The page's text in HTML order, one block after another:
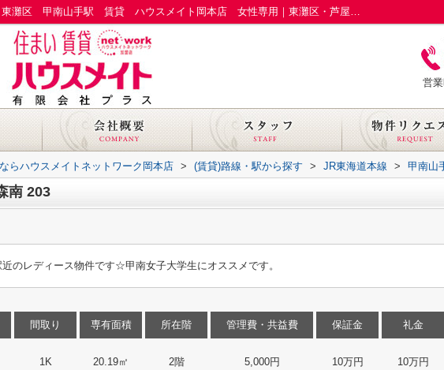
リュミエール森南203｜東灘区 甲南山手駅 賃貸 ハウスメイト岡本店 女性専用｜東灘区・芦屋市の賃貸ならハウスメイトネットワーク岡本店
営
らハウスメイトネットワーク岡本店 > (賃貸)路線・駅から探す > JR東海道本線 > 甲南山
南 203
近のレディース物件です☆甲南女子大学生にオススメです。
間取り
1K
専有面積
20.19㎡
所在階
2階
管理費・共益費
5,000円
保証金
10万円
礼金
10万円